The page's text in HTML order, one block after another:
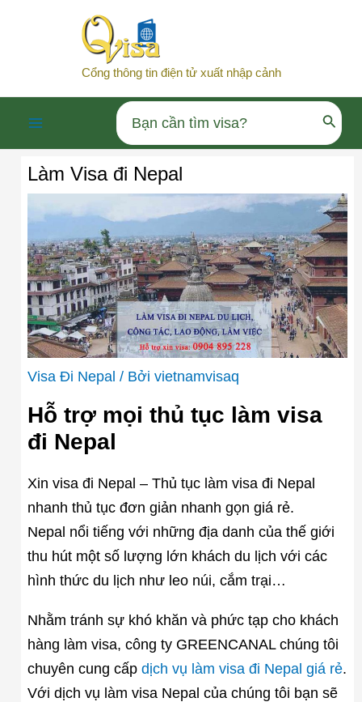
Cổng thông tin điện tử xuất nhập cảnh
Menu
Search
for:
Làm Visa đi Nepal
Visa Đi Nepal / Bởi vietnamvisaq
Hỗ trợ mọi thủ tục làm visa
đi Nepal
Xin visa đi Nepal – Thủ tục làm visa đi Nepal
nhanh thủ tục đơn giản nhanh gọn giá rẻ.
Nepal nổi tiếng với những địa danh của thế giới
thu hút một số lượng lớn khách du lịch với các
hình thức du lịch như leo núi, cắm trại…
Nhằm tránh sự khó khăn và phức tạp cho khách
hàng làm visa, công ty GREENCANAL chúng tôi
chuyên cung cấp dịch vụ làm visa đi Nepal giá rẻ.
Với dịch vụ làm visa Nepal của chúng tôi bạn sẽ